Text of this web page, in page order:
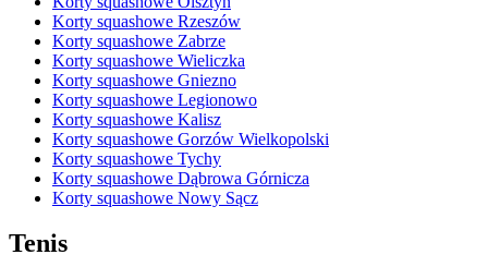
Korty squashowe Rzeszów
Korty squashowe Zabrze
Korty squashowe Wieliczka
Korty squashowe Gniezno
Korty squashowe Legionowo
Korty squashowe Kalisz
Korty squashowe Gorzów Wielkopolski
Korty squashowe Tychy
Korty squashowe Dąbrowa Górnicza
Korty squashowe Nowy Sącz
Tenis